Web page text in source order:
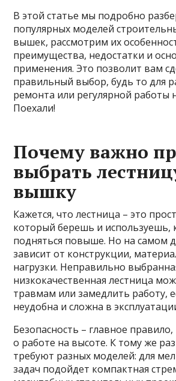
В этой статье мы подробно
популярных моделей
вышек, рассмотрим их
преимущества, недостатки и
применения. Это позволит вам
правильный выбор, будь то для
ремонта или регулярной работы
Поехали!
Почему важно
выбрать
вышку
Кажется, что лестница – это
который берешь и используешь,
подняться повыше. Но на самом
зависит от конструкции,
нагрузки. Неправильно
низкокачественная лестница
травмам или замедлить работу,
неудобна и сложна в
Безопасность – главное
о работе на высоте. К тому же
требуют разных моделей: для
задач подойдет компактная